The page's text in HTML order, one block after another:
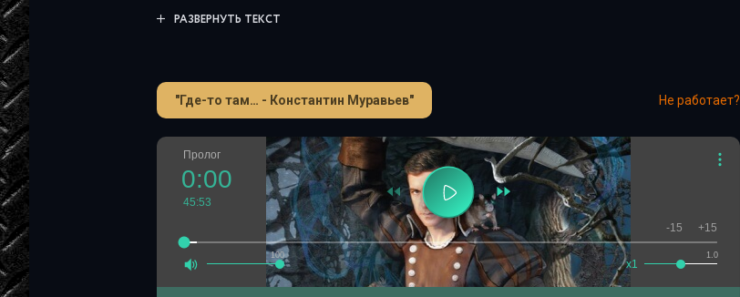
границами нашей реальности, и лежащего в глубине неизведанного пространства, куда
РАЗВЕРНУТЬ ТЕКСТ
"Где-то там… - Константин Муравьев" Не работает?
Пролог
100
0:00
45:53
1.0
x1
-15 +15